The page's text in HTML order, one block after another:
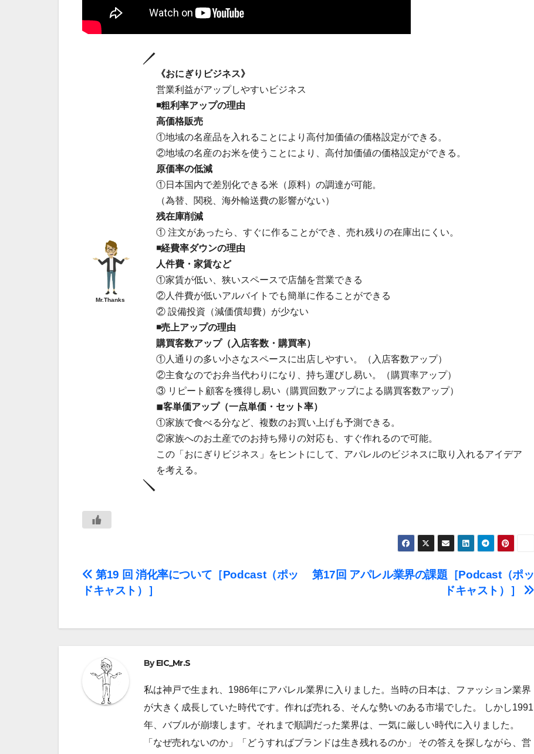
Mr.Thanks
《おにぎりビジネス》
営業利益がアップしやすいビジネス
◾️粗利率アップの理由
高価格販売
①地域の名産品を入れることにより高付加価値の価格設定ができる。
②地域の名産のお米を使うことにより、高付加価値の価格設定ができる。
原価率の低減
①日本国内で差別化できる米（原料）の調達が可能。
（為替、関税、海外輸送費の影響がない）
残在庫削減
① 注文があったら、すぐに作ることができ、売れ残りの在庫出にくい。
◾️経費率ダウンの理由
人件費・家賃など
①家賃が低い、狭いスペースで店舗を営業できる
②人件費が低いアルバイトでも簡単に作ることができる
② 設備投資（減価償却費）が少ない
◾️売上アップの理由
購買客数アップ（入店客数・購買率）
①人通りの多い小さなスペースに出店しやすい。（入店客数アップ）
②主食なのでお弁当代わりになり、持ち運びし易い。（購買率アップ）
③ リピート顧客を獲得し易い（購買回数アップによる購買客数アップ）
◾︎客単価アップ（一点単価・セット率）
①家族で食べる分など、複数のお買い上げも予測できる。
②家族へのお土産でのお持ち帰りの対応も、すぐ作れるので可能。
この「おにぎりビジネス」をヒントにして、アパレルのビジネスに取り入れるアイデア
を考える。
投
稿
ナ
ゲ
ー
第17回 アパレル業界の課題［Podcast（ポッ
ドキャスト）］
第19 回 消化率について［Podcast（ポッ
ドキャスト）］
ByEIC_Mr.S
私は神戸で生まれ、1986年にアパレル業界に入りました。当時の日本は、ファッション業界
が大きく成長していた時代です。作れば売れる、そんな勢いのある市場でした。 しかし1991
年、バブルが崩壊します。それまで順調だった業界は、一気に厳しい時代に入りました。
「なぜ売れないのか」「どうすればブランドは生き残れるのか」 その答えを探しながら、営